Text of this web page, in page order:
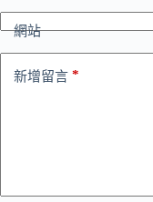
網站
新增留言 *